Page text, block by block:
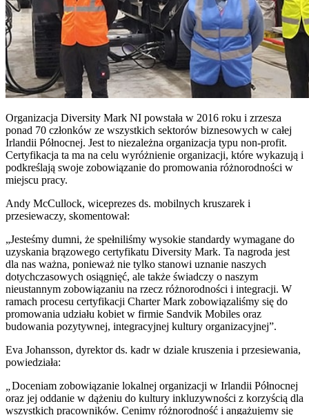
Organizacja Diversity Mark NI powstała w 2016 roku i zrzesza
ponad 70 członków ze wszystkich sektorów biznesowych w całej
Irlandii Północnej. Jest to niezależna organizacja typu non-profit.
Certyfikacja ta ma na celu wyróżnienie organizacji, które wykazują i
podkreślają swoje zobowiązanie do promowania różnorodności w
miejscu pracy.
Andy McCullock, wiceprezes ds. mobilnych kruszarek i
przesiewaczy, skomentował:
„Jesteśmy dumni, że spełniliśmy wysokie standardy wymagane do
uzyskania brązowego certyfikatu Diversity Mark. Ta nagroda jest
dla nas ważna, ponieważ nie tylko stanowi uznanie naszych
dotychczasowych osiągnięć, ale także świadczy o naszym
nieustannym zobowiązaniu na rzecz różnorodności i integracji. W
ramach procesu certyfikacji Charter Mark zobowiązaliśmy się do
promowania udziału kobiet w firmie Sandvik Mobiles oraz
budowania pozytywnej, integracyjnej kultury organizacyjnej”.
Eva Johansson, dyrektor ds. kadr w dziale kruszenia i przesiewania,
powiedziała:
Doceniam zobowiązanie lokalnej organizacji w Irlandii Północnej
oraz jej oddanie w dążeniu do kultury inkluzywności z korzyścią dla
wszystkich pracowników. Cenimy różnorodność i angażujemy się